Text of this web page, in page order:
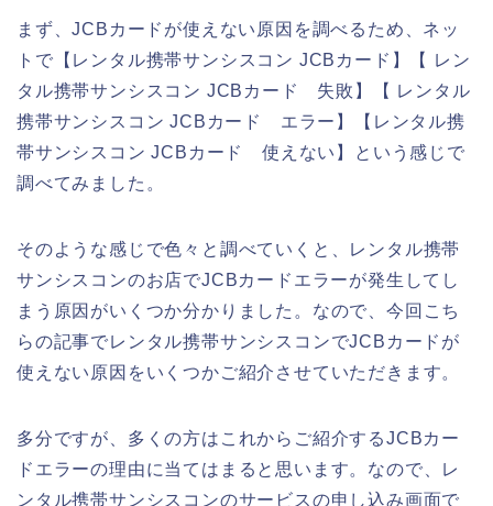
まず、JCBカードが使えない原因を調べるため、ネッ
トで【レンタル携帯サンシスコン JCBカード】【 レン
タル携帯サンシスコン JCBカード 失敗】【 レンタル
携帯サンシスコン JCBカード エラー】【レンタル携
帯サンシスコン JCBカード 使えない】という感じで
調べてみました。
そのような感じで色々と調べていくと、レンタル携帯
サンシスコンのお店でJCBカードエラーが発生してし
まう原因がいくつか分かりました。なので、今回こち
らの記事でレンタル携帯サンシスコンでJCBカードが
使えない原因をいくつかご紹介させていただきます。
多分ですが、多くの方はこれからご紹介するJCBカー
ドエラーの理由に当てはまると思います。なので、レ
ンタル携帯サンシスコンのサービスの申し込み画面で